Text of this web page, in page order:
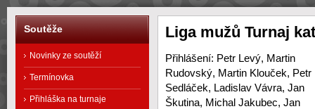
Liga mužů Turnaj
Přihlášení: Petr Levý, Martin
Rudovský, Martin Klouček, Petr
Sedláček, Ladislav Vávra, Jan
Škutina, Michal Jakubec, Jan
Soutěže
Novinky ze soutěží
Termínovka
Přihláška na turnaje